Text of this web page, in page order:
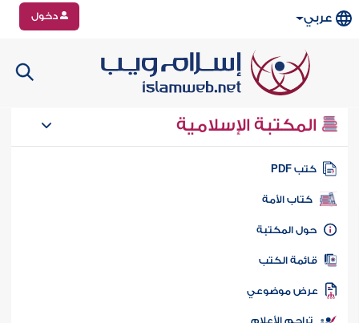
عربي دخول
المكتبة الإسلامية
كتب PDF
كتاب الأمة
المكتبة
الكتب